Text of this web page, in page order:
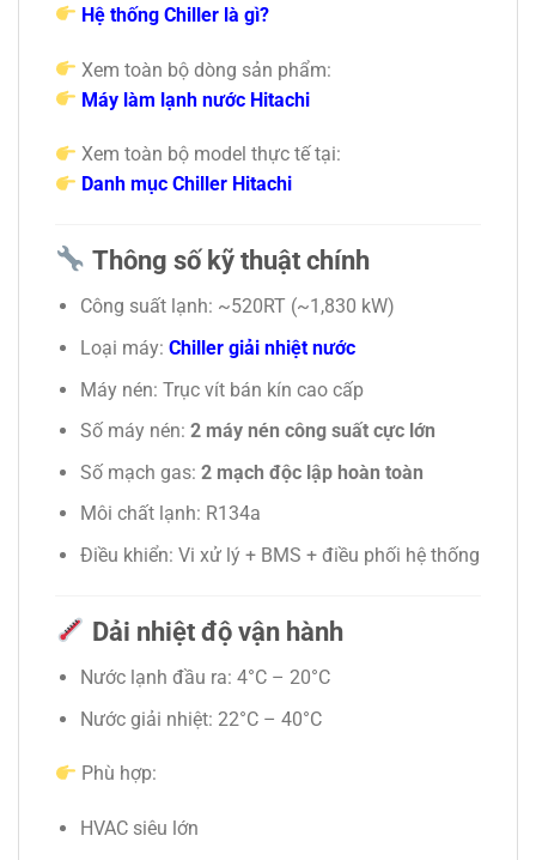
Hệ thống Chiller là gì?
Xem toàn bộ dòng sản phẩm:
Máy làm lạnh nước Hitachi
Xem toàn bộ model thực tế tại:
Danh mục Chiller Hitachi
Thông số kỹ thuật chính
Công suất lạnh: ~520RT (~1,830 kW)
Loại máy: Chiller giải nhiệt nước
Máy nén: Trục vít bán kín cao cấp
Số máy nén: 2 máy nén công suất cực lớn
Số mạch gas: 2 mạch độc lập hoàn toàn
Môi chất lạnh: R134a
Điều khiển: Vi xử lý + BMS + điều phối hệ thống
Dải nhiệt độ vận hành
Nước lạnh đầu ra: 4°C – 20°C
Nước giải nhiệt: 22°C – 40°C
Phù hợp:
HVAC siêu lớn